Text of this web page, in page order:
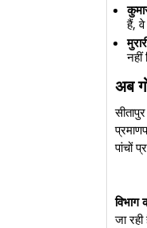
हैं,
नहीं
​अब
पांचों
जा